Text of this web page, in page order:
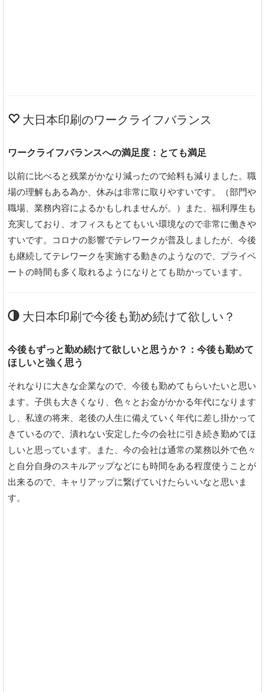
大日本印刷のワークライフバランス
ワークライフバランスへの満足度：とても満足
以前に比べると残業がかなり減ったので給料も減りました。職
場の理解もある為か、休みは非常に取りやすいです。（部門や
職場、業務内容によるかもしれませんが。）また、福利厚生も
充実しており、オフィスもとてもいい環境なので非常に働きや
すいです。コロナの影響でテレワークが普及しましたが、今後
も継続してテレワークを実施する動きのようなので、プライベ
ートの時間も多く取れるようになりとても助かっています。
大日本印刷で今後も勤め続けて欲しい？
今後もずっと勤め続けて欲しいと思うか？：今後も勤めて
ほしいと強く思う
それなりに大きな企業なので、今後も勤めてもらいたいと思い
ます。子供も大きくなり、色々とお金がかかる年代になります
し、私達の将来、老後の人生に備えていく年代に差し掛かって
きているので、潰れない安定した今の会社に引き続き勤めてほ
しいと思っています。また、今の会社は通常の業務以外で色々
と自分自身のスキルアップなどにも時間をある程度使うことが
出来るので、キャリアップに繋げていけたらいいなと思いま
す。